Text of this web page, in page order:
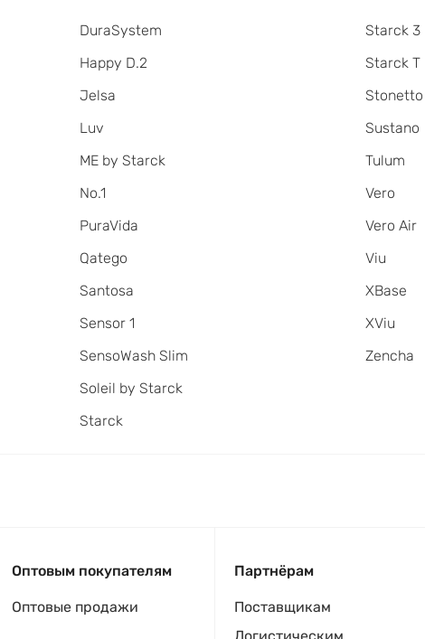
DuraSystem
Happy D.2
Jelsa
Luv
ME by Starck
No.1
PuraVida
Qatego
Santosa
Sensor 1
SensoWash Slim
Soleil by Starck
Starck
Starck 3
Starck T
Stonetto
Sustano
Tulum
Vero
Vero Air
Viu
XBase
XViu
Zencha
Оптовым покупателям
Оптовые продажи
Партнёрам
Поставщикам